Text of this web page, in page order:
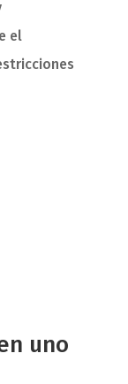
el
uno